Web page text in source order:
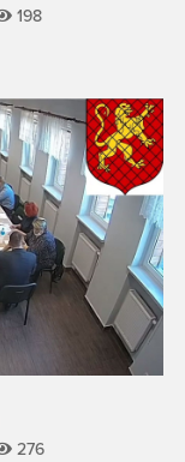
198
276